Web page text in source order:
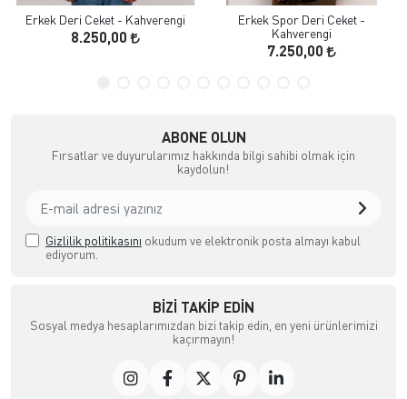
Erkek Deri Ceket - Kahverengi
8.250,00
Erkek Spor Deri Ceket -
Kahverengi
7.250,00
ABONE OLUN
Fırsatlar ve duyurularımız hakkında bilgi sahibi olmak için
kaydolun!
Gizlilik politikasını okudum ve elektronik posta almayı kabul
ediyorum.
BIZI TAKIP EDIN
Sosyal medya hesaplarımızdan bizi takip edin, en yeni ürünlerimizi
kaçırmayın!